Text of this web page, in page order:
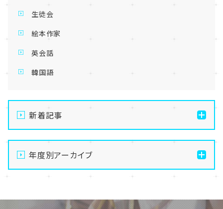
生徒会
絵本作家
英会話
韓国語
新着記事
【仙台】自分のペースで苦手克服！AI大学進学専攻の魅
力を徹底解説します✨🤖
【仙台】夏季休業のお知らせ
まりました🌻
年度別アーカイブ
2025